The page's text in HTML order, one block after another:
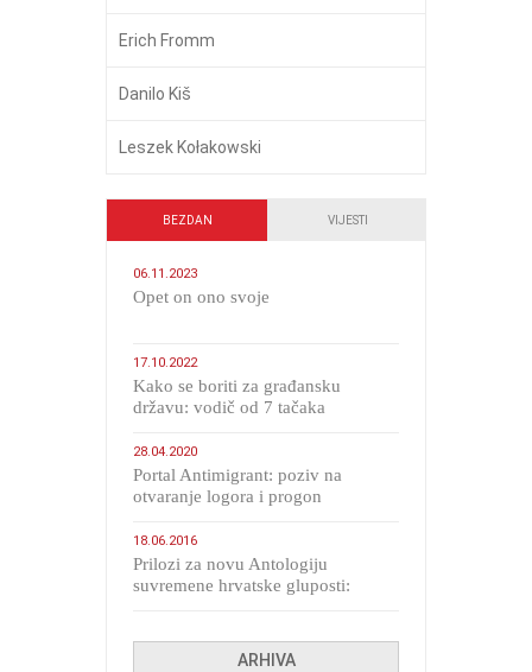
Erich Fromm
Danilo Kiš
Leszek Kołakowski
BEZDAN VIJESTI
06.11.2023
​Opet on ono svoje
17.10.2022
Kako se boriti za građansku
državu: vodič od 7 tačaka
28.04.2020
Portal Antimigrant: poziv na
otvaranje logora i progon
18.06.2016
Prilozi za novu Antologiju
suvremene hrvatske gluposti:
ARHIVA